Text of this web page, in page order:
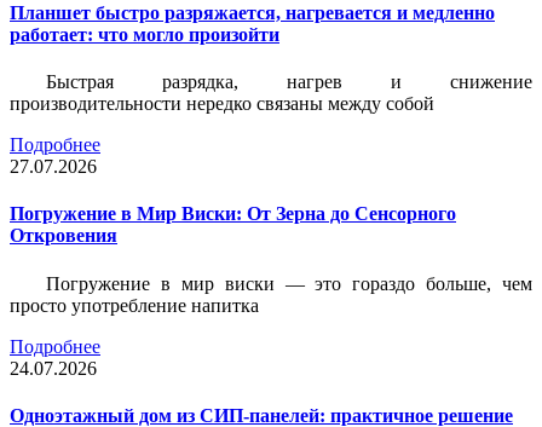
Планшет быстро разряжается, нагревается и медленно
работает: что могло произойти
Быстрая разрядка, нагрев и снижение
производительности нередко связаны между собой
Подробнее
27.07.2026
Погружение в Мир Виски: От Зерна до Сенсорного
Откровения
Погружение в мир виски — это гораздо больше, чем
просто употребление напитка
Подробнее
24.07.2026
Одноэтажный дом из СИП-панелей: практичное решение